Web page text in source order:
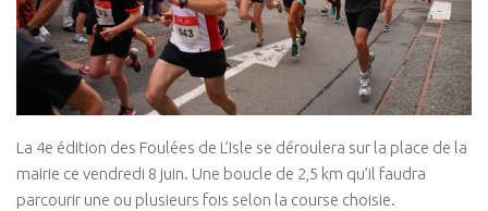
La 4e édition des Foulées de L’Isle se déroulera sur la place de la
mairie ce vendredi 8 juin. Une boucle de 2,5 km qu’il faudra
parcourir une ou plusieurs fois selon la course choisie.